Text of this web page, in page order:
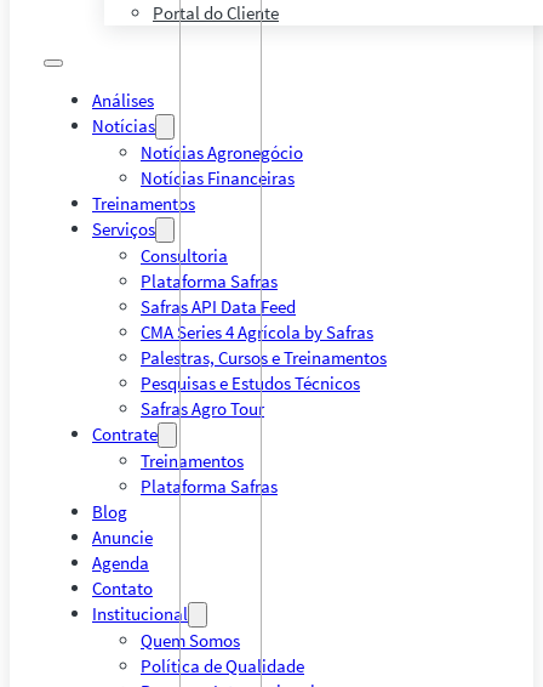
Portal do Cliente
Análises
Notícias
Notícias Agronegócio
Notícias Financeiras
Treinamentos
Serviços
Consultoria
Plataforma Safras
Safras API Data Feed
CMA Series 4 Agrícola by Safras
Palestras, Cursos e Treinamentos
Pesquisas e Estudos Técnicos
Safras Agro Tour
Contrate
Treinamentos
Plataforma Safras
Blog
Anuncie
Agenda
Contato
Institucional
Quem Somos
Política de Qualidade